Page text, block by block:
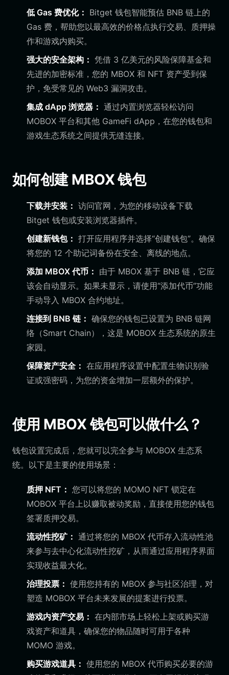
低 Gas 费优化： Bitget 钱包智能预估 BNB 链上的
Gas 费，帮助您以最高效的价格点执行交易、质押操
作和游戏内购买。
强大的安全架构： 凭借 3 亿美元的风险保障基金和
先进的加密标准，您的 MBOX 和 NFT 资产受到保
护，免受常见的 Web3 漏洞攻击。
集成 dApp 浏览器： 通过内置浏览器轻松访问
MOBOX 平台和其他 GameFi dApp，在您的钱包和
游戏生态系统之间提供无缝连接。
如何创建 MBOX 钱包
下载并安装： 访问官网，为您的移动设备下载
Bitget 钱包或安装浏览器插件。
创建新钱包： 打开应用程序并选择“创建钱包”。确保
将您的 12 个助记词备份在安全、离线的地点。
添加 MBOX 代币： 由于 MBOX 基于 BNB 链，它应
该会自动显示。如果未显示，请使用“添加代币”功能
手动导入 MBOX 合约地址。
连接到 BNB 链： 确保您的钱包已设置为 BNB 链网
络（Smart Chain），这是 MOBOX 生态系统的原生
家园。
保障资产安全： 在应用程序设置中配置生物识别验
证或强密码，为您的资金增加一层额外的保护。
使用 MBOX 钱包可以做什么？
钱包设置完成后，您就可以完全参与 MOBOX 生态系
统。以下是主要的使用场景：
质押 NFT： 您可以将您的 MOMO NFT 锁定在
MOBOX 平台上以赚取被动奖励，直接使用您的钱包
签署质押交易。
流动性挖矿： 通过将您的 MBOX 代币存入流动性池
来参与去中心化流动性挖矿，从而通过应用程序界面
实现收益最大化。
治理投票： 使用您持有的 MBOX 参与社区治理，对
塑造 MOBOX 平台未来发展的提案进行投票。
游戏内资产交易： 在内部市场上轻松上架或购买游
戏资产和道具，确保您的物品随时可用于各种
MOMO 游戏。
购买游戏道具： 使用您的 MBOX 代币购买必要的游